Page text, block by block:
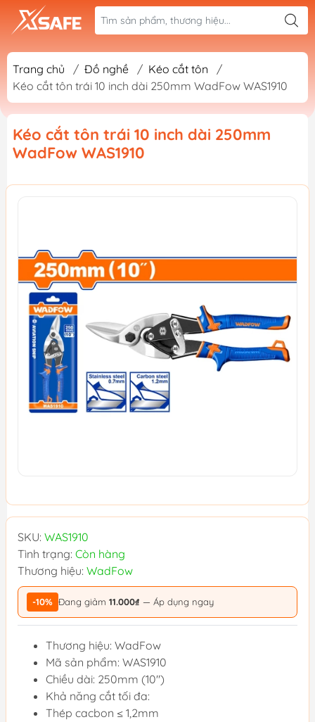
Trang chủ / Đồ nghề / Kéo cắt tôn
/
Kéo cắt tôn trái 10 inch dài 250mm WadFow WAS1910
Kéo cắt tôn trái 10 inch dài 250mm
WadFow WAS1910
SKU: WAS1910
Tình trạng: Còn hàng
Thương hiệu: WadFow
-10% Đang giảm 11.000₫ — Áp dụng ngay
Thương hiệu: WadFow
Mã sản phẩm: WAS1910
Chiều dài: 250mm (10")
Khả năng cắt tối đa:
Thép cacbon ≤ 1,2mm